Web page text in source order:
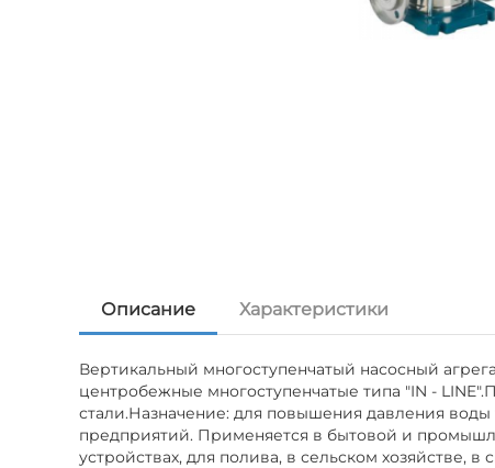
Описание Характеристики
Вертикальный многоступенчатый насосный
центробежные многоступенчатые типа "IN -
стали.Назначение: для повышения давления
предприятий. Применяется в бытовой и
устройствах, для полива, в сельском хозяйстве,